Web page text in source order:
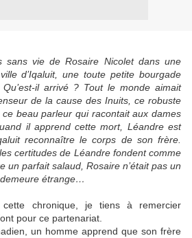
sans vie de Rosaire Nicolet dans une
d’Iqaluit, une toute petite bourgade
il arrivé ? Tout le monde aimait
de la cause des Inuits, ce robuste
beau parleur qui racontait aux dames
il apprend cette mort, Léandre est
reconnaître le corps de son frère.
certitudes de Léandre fondent comme
un parfait salaud, Rosaire n’était pas un
étrange…
chronique, je tiens à remercier
pour ce partenariat.
un homme apprend que son frère